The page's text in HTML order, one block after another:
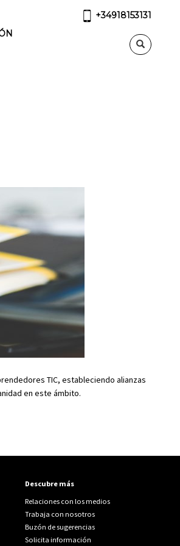
+34918153131
TIC, estableciendo alianzas
en este ámbito.
Descubre más
Relaciones con los medios
Trabaja con nosotros
Buzón de sugerencias
Solicita información